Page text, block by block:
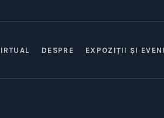
DESPRE EXPOZIȚII ȘI